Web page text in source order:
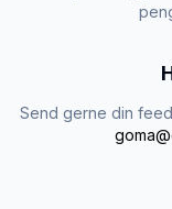
Send gerne din